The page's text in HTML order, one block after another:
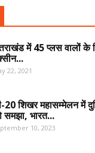
में 45 प्लस वालों के
22, 2021
20 शिखर महासम्मेलन में
समझा, भारत...
10, 2023